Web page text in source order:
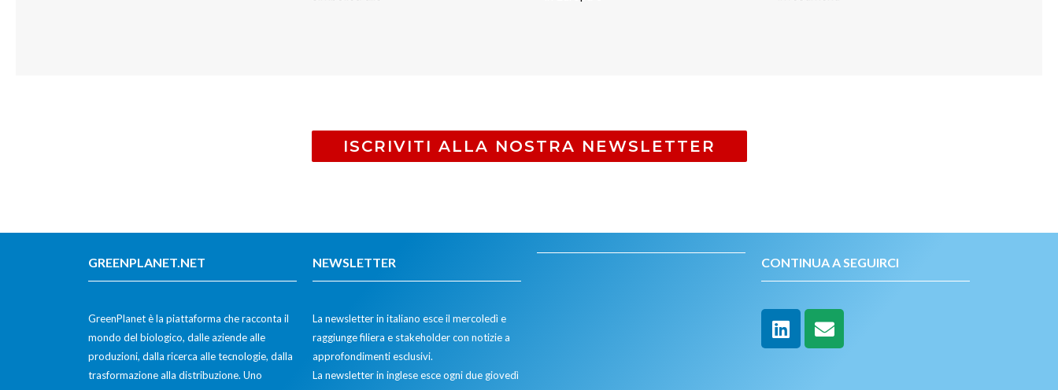
ISCRIVITI ALLA NOSTRA NEWSLETTER
GREENPLANET.NET
GreenPlanet è la piattaforma che racconta il
mondo del biologico, dalle aziende alle
produzioni, dalla ricerca alle tecnologie, dalla
trasformazione alla distribuzione. Uno
NEWSLETTER
La newsletter in italiano esce il mercoledì e
raggiunge filiera e stakeholder con notizie a
approfondimenti esclusivi.
La newsletter in inglese esce ogni due giovedì
CONTINUA A SEGUIRCI